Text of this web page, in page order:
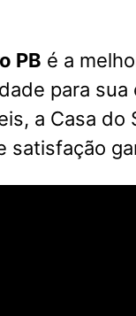
PB é a
para sua
a Casa do
satisfação